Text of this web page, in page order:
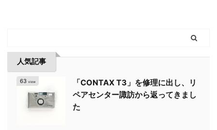
人気記事
63 view
「CONTAX T3」を修理に出し、リ
ペアセンター諏訪から返ってきまし
た